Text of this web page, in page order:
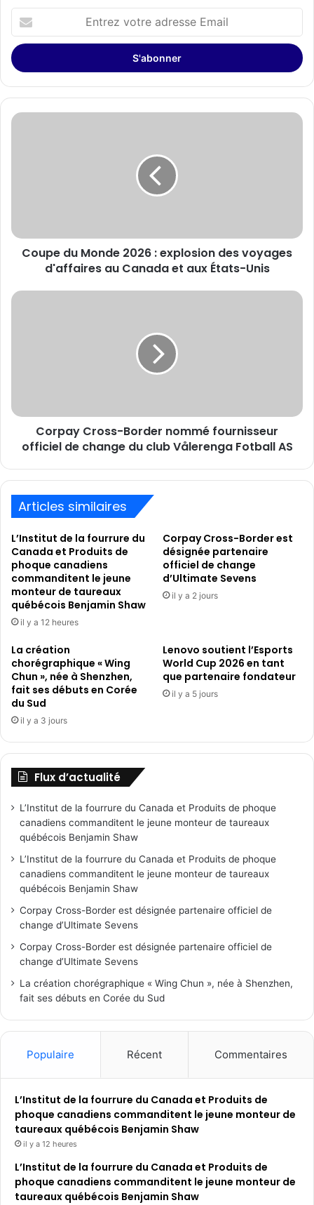
votre
adresse
Email
Coupe
d'affaires
aux
Coupe du Monde 2026 : explosion des voyages
d'affaires au Canada et aux États-Unis
Corpay
du
Vålerenga
Corpay Cross-Border nommé fournisseur
officiel de change du club Vålerenga Fotball AS
Articles similaires
L’Institut de la fourrure du
Canada et Produits de
phoque canadiens
commanditent le jeune
monteur de taureaux
québécois Benjamin Shaw
il y a 12 heures
Corpay Cross-Border est
désignée partenaire
officiel de change
d’Ultimate Sevens
il y a 2 jours
La création
chorégraphique « Wing
Chun », née à Shenzhen,
fait ses débuts en Corée
du Sud
il y a 3 jours
Lenovo soutient l’Esports
World Cup 2026 en tant
que partenaire fondateur
il y a 5 jours
Flux d’actualité
L’Institut de la fourrure du Canada et Produits de phoque
canadiens commanditent le jeune monteur de taureaux
québécois Benjamin Shaw
L’Institut de la fourrure du Canada et Produits de phoque
canadiens commanditent le jeune monteur de taureaux
québécois Benjamin Shaw
Corpay Cross-Border est désignée partenaire officiel de
change d’Ultimate Sevens
Corpay Cross-Border est désignée partenaire officiel de
change d’Ultimate Sevens
La création chorégraphique « Wing Chun », née à Shenzhen,
fait ses débuts en Corée du Sud
Populaire Récent Commentaires
L’Institut de la fourrure du Canada et Produits de
phoque canadiens commanditent le jeune monteur de
taureaux québécois Benjamin Shaw
il y a 12 heures
L’Institut de la fourrure du Canada et Produits de
phoque canadiens commanditent le jeune monteur de
taureaux québécois Benjamin Shaw